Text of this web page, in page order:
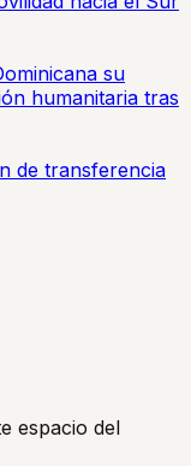
su
humanitaria tras
de transferencia
espacio del